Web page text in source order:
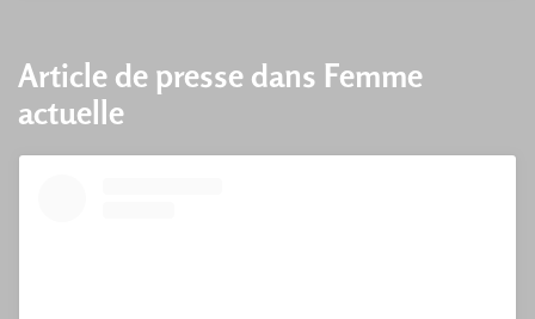
Article de presse dans Femme
actuelle